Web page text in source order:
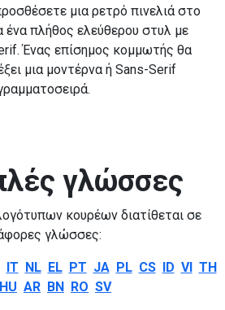
μια ρετρό πινελιά στο
ένα πλήθος ελεύθερου στυλ με
Ένας επίσημος κομμωτής θα
μια μοντέρνα ή Sans-Serif
γλώσσες
κουρέων διατίθεται σε
γλώσσες:
IT NL EL PT JA PL CS ID VI TH
HU AR BN RO SV